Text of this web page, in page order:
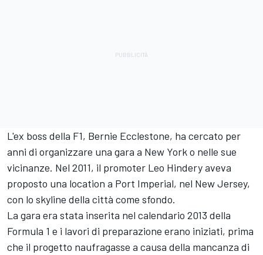
L'ex boss della F1, Bernie Ecclestone, ha cercato per
anni di organizzare una gara a New York o nelle sue
vicinanze. Nel 2011, il promoter Leo Hindery aveva
proposto una location a Port Imperial, nel New Jersey,
con lo skyline della città come sfondo.
La gara era stata inserita nel calendario 2013 della
Formula 1 e i lavori di preparazione erano iniziati, prima
che il progetto naufragasse a causa della mancanza di